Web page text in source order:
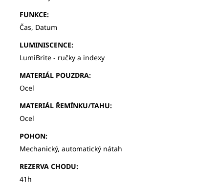
FUNKCE:
Čas, Datum
LUMINISCENCE:
LumiBrite - ručky a indexy
MATERIÁL POUZDRA:
Ocel
MATERIÁL ŘEMÍNKU/TAHU:
Ocel
POHON:
Mechanický, automatický nátah
REZERVA CHODU:
41h